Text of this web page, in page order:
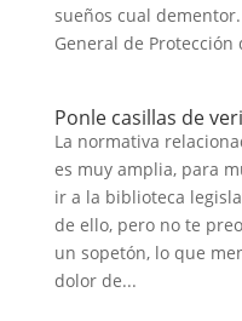
sueños cual
General de Protección
Ponle casillas de
La normativa
es muy amplia, para
ir a la biblioteca
de ello, pero no te
un sopetón, lo que
dolor de...